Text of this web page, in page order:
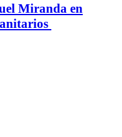
Miranda en